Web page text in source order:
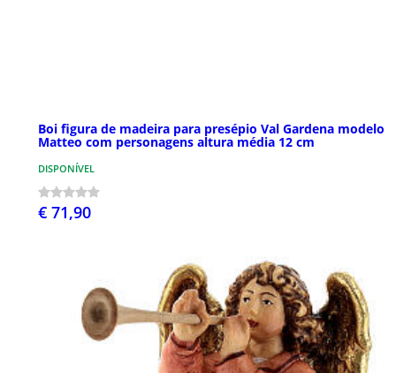
Boi figura de madeira para presépio Val Gardena modelo
Matteo com personagens altura média 12 cm
DISPONÍVEL
€ 71,90